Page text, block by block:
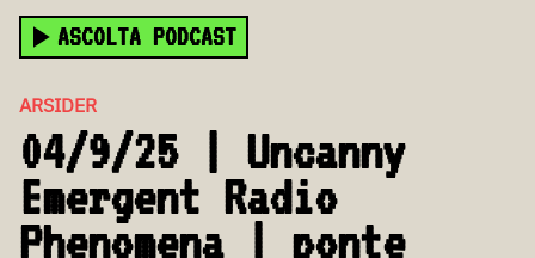
ASCOLTA PODCAST
ARSIDER
04/9/25 | Uncanny
Emergent Radio
Phenomena | ponte